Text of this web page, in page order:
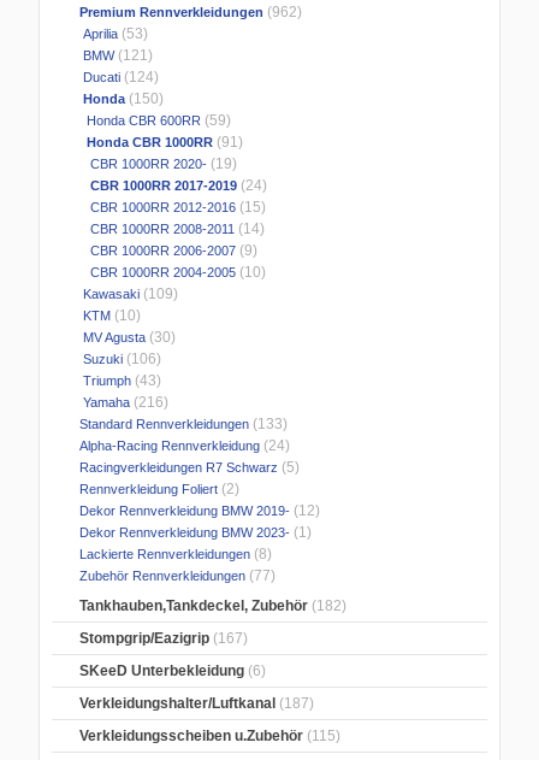
Premium Rennverkleidungen (962)
Aprilia (53)
BMW(121)
Ducati (124)
Honda(150)
Honda CBR 600RR (59)
Honda CBR 1000RR (91)
CBR 1000RR 2020- (19)
CBR 1000RR 2017-2019 (24)
CBR 1000RR 2012-2016 (15)
CBR 1000RR 2008-2011 (14)
CBR 1000RR 2006-2007 (9)
CBR 1000RR 2004-2005 (10)
Kawasaki (109)
KTM (10)
MV Agusta (30)
Suzuki (106)
Triumph (43)
Yamaha (216)
Standard Rennverkleidungen (133)
Alpha-Racing Rennverkleidung (24)
Racingverkleidungen R7 Schwarz (5)
Rennverkleidung Foliert (2)
Dekor Rennverkleidung BMW 2019- (12)
Dekor Rennverkleidung BMW 2023- (1)
Lackierte Rennverkleidungen (8)
Zubehör Rennverkleidungen (77)
Tankhauben,Tankdeckel, Zubehör (182)
Stompgrip/Eazigrip (167)
SKeeD Unterbekleidung (6)
Verkleidungshalter/Luftkanal (187)
Verkleidungsscheiben u.Zubehör (115)